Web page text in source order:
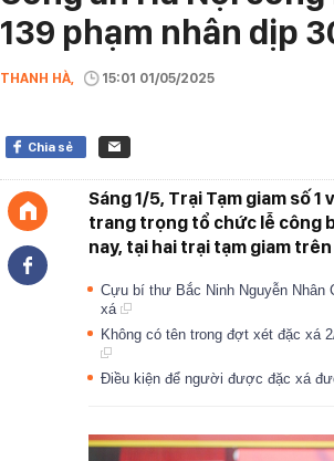
139 phạm nhân dịp
THANH HÀ, 15:01 01/05/2025
Chia sẻ
Sáng 1/5, Trại Tạm giam số
trang trọng tổ chức lễ công
nay, tại hai trại tạm giam
Cựu bí thư Bắc Ninh Nguyễn Nhân
xá
Không có tên trong đợt xét đặc xá
Điều kiện để người được đặc xá